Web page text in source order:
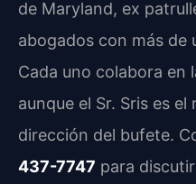
de Maryland, ex
abogados con más de
Cada uno colabora en
aunque el Sr. Sris es
dirección del bufete.
437-7747 para